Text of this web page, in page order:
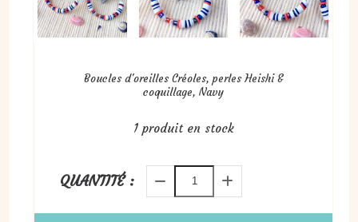
Boucles d'oreilles Créoles, perles Heishi &
coquillage, Navy
1produit en stock
QUANTITÉ :